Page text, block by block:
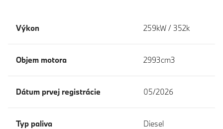
Výkon 259kW / 352k
Objem motora 2993cm3
Dátum prvej registrácie 05/2026
Typ paliva Diesel